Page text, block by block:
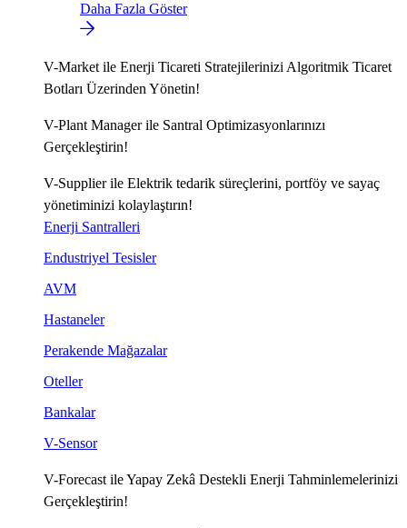
Daha Fazla Göster
V-Market ile Enerji Ticareti Stratejilerinizi Algoritmik Ticaret
Botları Üzerinden Yönetin!
V-Plant Manager ile Santral Optimizasyonlarınızı
Gerçekleştirin!
V-Supplier ile Elektrik tedarik süreçlerini, portföy ve sayaç
yönetiminizi kolaylaştırın!
Enerji Santralleri
Endustriyel Tesisler
AVM
Hastaneler
Perakende Mağazalar
Oteller
Bankalar
V-Sensor
V-Forecast ile Yapay Zekâ Destekli Enerji Tahminlemelerinizi
Gerçekleştirin!